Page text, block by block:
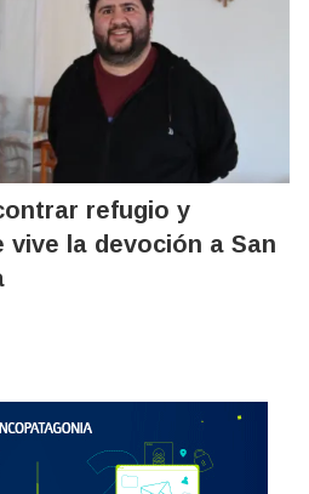
refugio y
vive la devoción a San